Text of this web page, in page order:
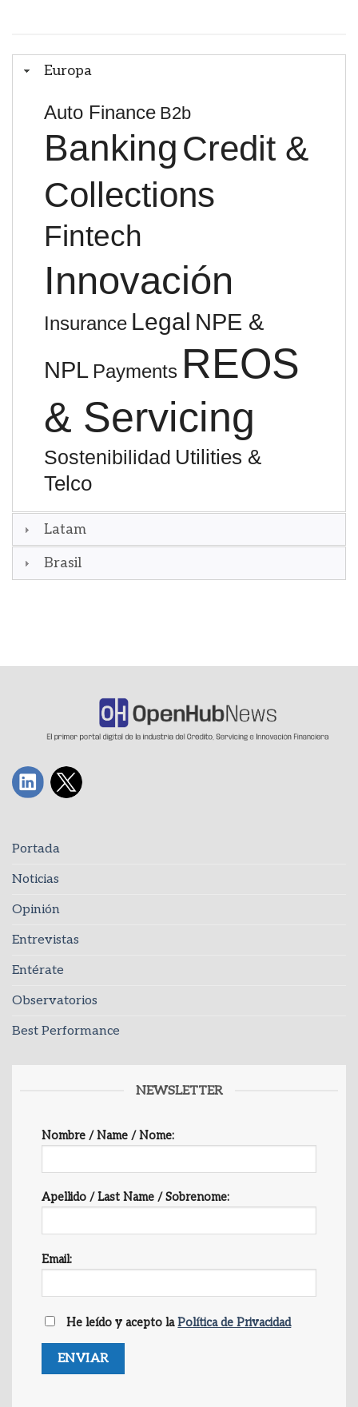
Europa
Auto Finance B2b
Banking Credit &
Collections
Fintech
Innovación
Insurance Legal NPE &
NPL Payments REOS
& Servicing
Sostenibilidad Utilities &
Telco
Latam
Brasil
Portada
Noticias
Opinión
Entrevistas
Entérate
Observatorios
Best Performance
NEWSLETTER
Nombre / Name / Nome:
Apellido / Last Name / Sobrenome:
Email:
He leído y acepto laPolítica de Privacidad